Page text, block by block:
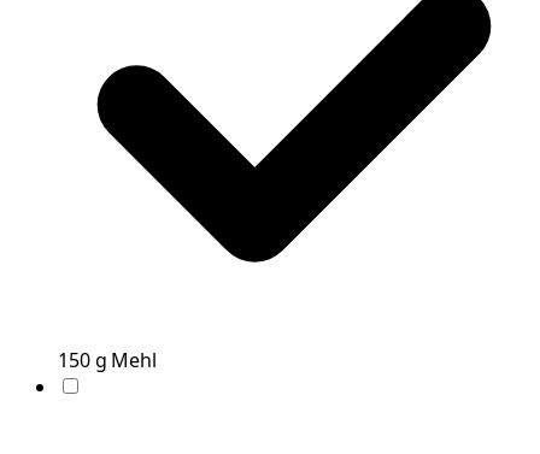
150g Mehl